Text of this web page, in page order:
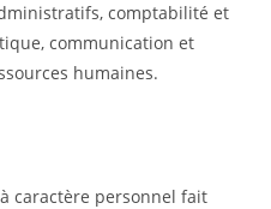
comptabilité et
communication et
humaines.
caractère personnel fait